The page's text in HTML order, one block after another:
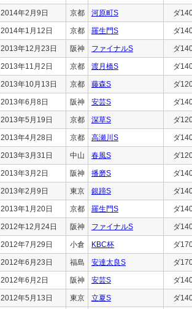
2014年2月9日 京都 河原町S ダ
2014年1月12日 京都 羅生門S ダ
2013年12月23日 阪神 ファイナルS ダ
2013年11月2日 京都 渡月橋S ダ
2013年10月13日 京都 藤森S ダ
2013年6月8日 阪神 安芸S ダ
2013年5月19日 京都 深草S ダ
2013年4月28日 京都 高瀬川S ダ
2013年3月31日 中山 春風S ダ
2013年3月2日 阪神 播磨S ダ
2013年2月9日 東京 銀蹄S ダ
2013年1月20日 京都 羅生門S ダ
2012年12月24日 阪神 ファイナルS ダ
2012年7月29日 小倉 KBC杯 ダ
2012年6月23日 福島 安達太良S ダ
2012年6月2日 阪神 安芸S ダ
2012年5月13日 東京 立夏S ダ